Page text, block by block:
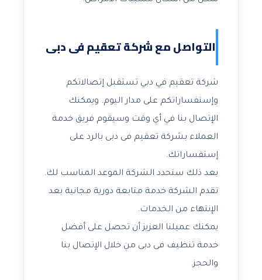
التواصل مع شركة تعقيم فى دبى
شركة تعقيم في دبي تستقبل إتصالاتكم
وإستفساراتكم على مدار اليوم. ويمكنك
الإتصال بنا في أي وقت وسيقوم فريق خدمة
العملاء بشركة تعقيم فى دبى بالرد على
إستفساراتك.
بعد ذلك ستحدد الشركة الموعد المناسب لك.
تقدم الشركة خدمة متابعة دورية مجانية بعد
الإنتهاء من الخدمات.
يمكنك عميلنا العزيز أن تحصل على أفضل
خدمة تنظيف فى دبى من خلال الإتصال بنا
والحجز.